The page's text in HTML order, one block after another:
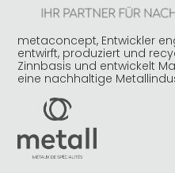
metaconcept, Entwickler
entwirft, produziert und
Zinnbasis und entwickelt
eine nachhaltige